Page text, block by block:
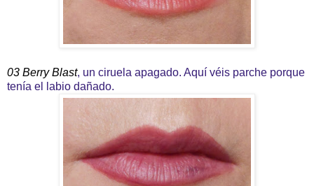
03 Berry Blast, un ciruela apagado. Aquí véis parche porque
tenía el labio dañado.